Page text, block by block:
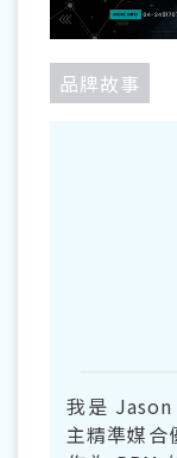
品牌故事
我是 Jason
主精準媒合